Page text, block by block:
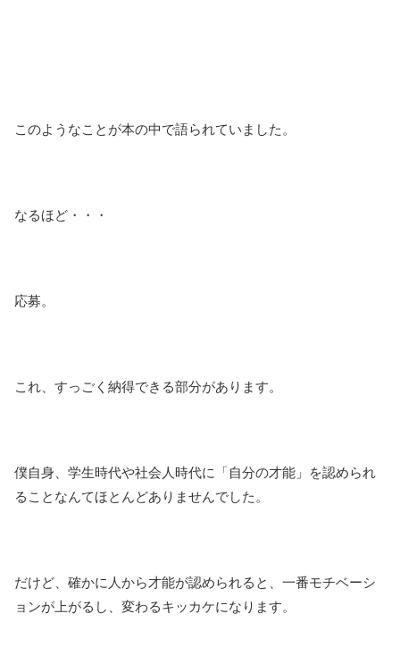
このようなことが本の中で語られていました。
なるほど・・・
応募。
これ、すっごく納得できる部分があります。
僕自身、学生時代や社会人時代に「自分の才能」を認められ
ることなんてほとんどありませんでした。
だけど、確かに人から才能が認められると、一番モチベーシ
ョンが上がるし、変わるキッカケになります。